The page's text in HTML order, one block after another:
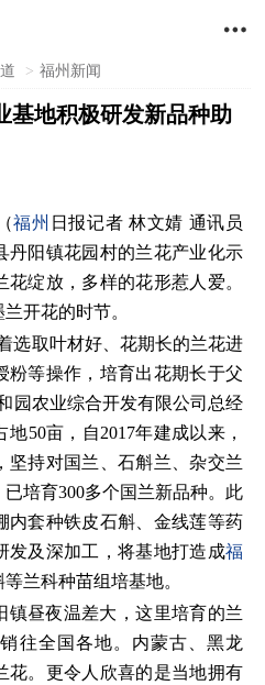

> 福州新闻
基地积极研发新品种助
福州 日报记者 林文婧 通讯员
丹阳镇花园村的兰花产业化示
绽放，多样的花形惹人爱。
开花的时节。
选取叶材好、花期长的兰花进
粉等操作，培育出花期长于父
园农业综合开发有限公司总经
50亩，自2017年建成以来，
坚持对国兰、石斛兰、杂交兰
培育300多个国兰新品种。此
内套种铁皮石斛、金线莲等药
发及深加工，将基地打造成福
兰科种苗组培基地。
镇昼夜温差大，这里培育的兰
往全国各地。内蒙古、黑龙
花。更令人欣喜的是当地拥有